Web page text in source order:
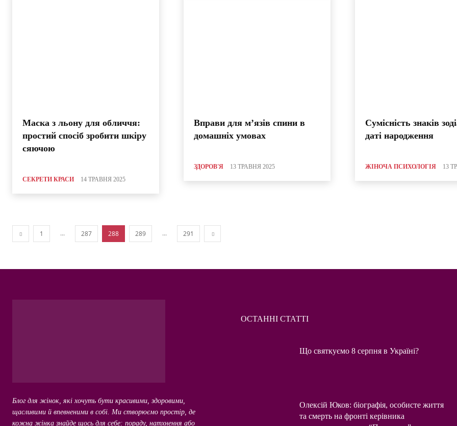
Маска з льону для обличчя:
простий спосіб зробити шкіру
сяючою
СЕКРЕТИ КРАСИ 14 ТРАВНЯ 2025
Вправи для м’язів спини в
домашніх умовах
ЗДОРОВ'Я 13 ТРАВНЯ 2025
Сумісність знаків
даті народження
ЖІНОЧА ПСИХОЛОГІЯ 13
1 ... 287 288 289 ... 291
Блог для жінок, які хочуть бути красивими, здоровими,
щасливими й впевненими в собі. Ми створюємо простір, де
кожна жінка знайде щось для себе: пораду, натхнення або
ОСТАННІ СТАТТІ
Що святкуємо 8 серпня в Україні?
Олексій Юков: біографія, особисте життя
та смерть на фронті керівника